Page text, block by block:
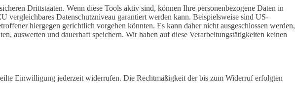
Drittstaaten. Wenn diese Tools aktiv sind, können Ihre personenbezogene Daten in
vergleichbares Datenschutzniveau garantiert werden kann. Beispielsweise sind US-
hiergegen gerichtlich vorgehen könnten. Es kann daher nicht ausgeschlossen werden,
auswerten und dauerhaft speichern. Wir haben auf diese Verarbeitungstätigkeiten keinen
Einwilligung jederzeit widerrufen. Die Rechtmäßigkeit der bis zum Widerruf erfolgten